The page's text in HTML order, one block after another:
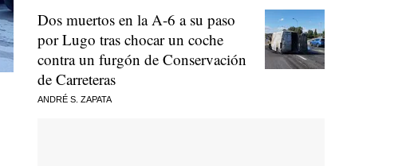
Dos muertos en la A-6 a su paso
por Lugo tras chocar un coche
contra un furgón de Conservación
de Carreteras
ANDRÉ S. ZAPATA